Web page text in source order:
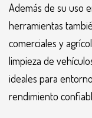
Además de su uso
herramientas
comerciales y
limpieza de
ideales para
rendimiento